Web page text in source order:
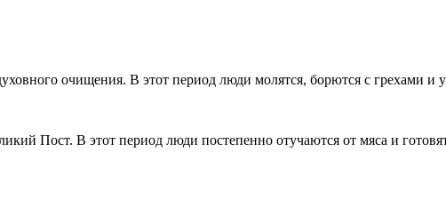
очищения. В этот период люди молятся, борются с грехами и
Пост. В этот период люди постепенно отучаются от мяса и